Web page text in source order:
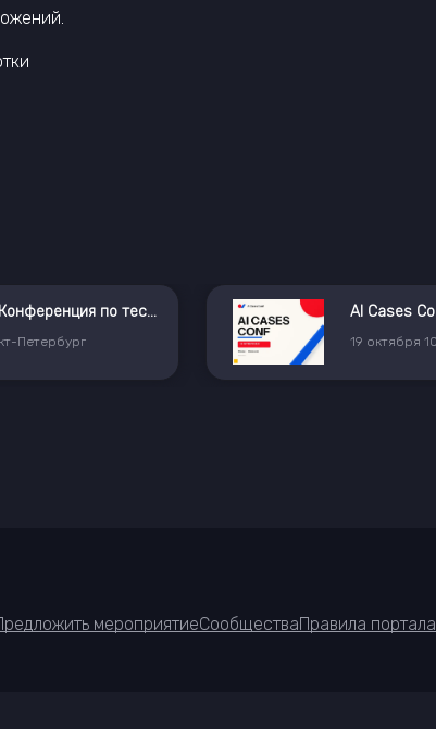
Heisenbug 2026. Конференция по тестированию не только для тестировщиков
Петербург
AI Cases
19 октября
мероприятиеСообществаПравила портала